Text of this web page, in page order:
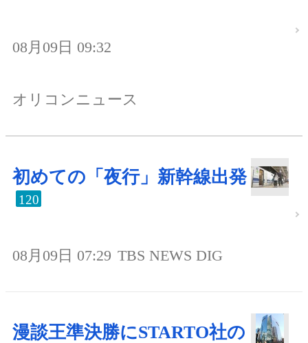
08月09日 09:32
オリコンニュース
初めての「夜行」新幹線出発
120
08月09日 07:29 TBS NEWS DIG
漫談王準決勝にSTARTO社の